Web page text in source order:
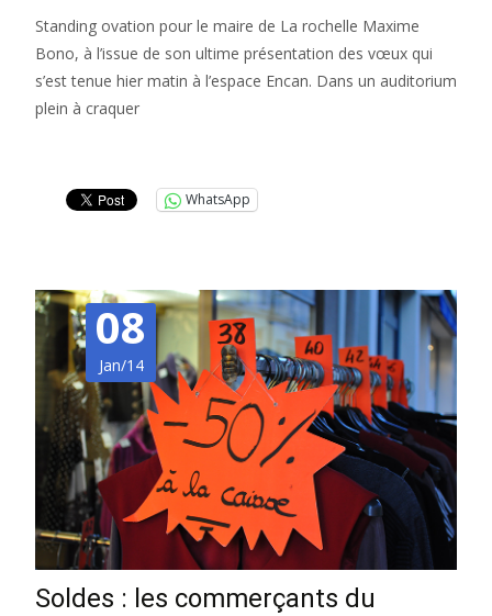
Standing ovation pour le maire de La rochelle Maxime
Bono, à l’issue de son ultime présentation des vœux qui
s’est tenue hier matin à l’espace Encan. Dans un auditorium
plein à craquer
WhatsApp
08
Jan/14
Soldes : les commerçants du